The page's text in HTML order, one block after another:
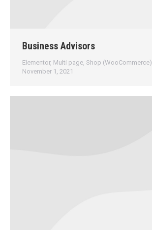
Business Advisors
Elementor, Multi page Shop (WooCommerce)
November 1, 2021